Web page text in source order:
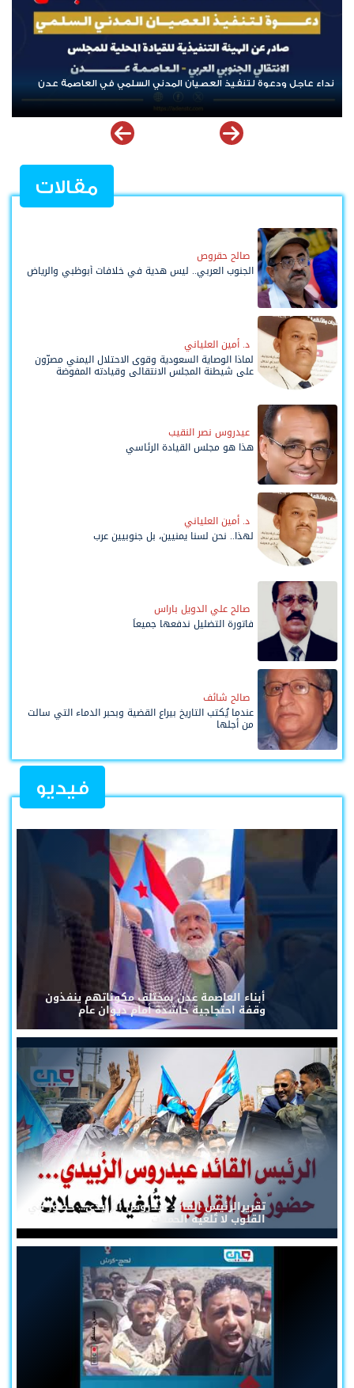
عدن
بن لسود: الفارق بين حادثتي الخشعة والرويك يعكس تميز
القتالية والثبات المعنوي للقوات الجنوبية
مقالات
صالح حقروص
الجنوب العربي.. ليس هدية في خلافات أبوظبي والرياض
د. أمين العلياني
لماذا الوصاية السعودية وقوى الاحتلال اليمني مصرّون
على شيطنة المجلس الانتقالي وقيادته المفوضة
عيدروس نصر النقيب
هذا هو مجلس القيادة الرئاسي
د. أمين العلياني
لهذا.. نحن لسنا يمنيين، بل جنوبيين عرب
صالح علي الدويل باراس
فاتورة التضليل ندفعها جميعاً
صالح شائف
عندما يُكتب التاريخ بيراع القضية وبحبر الدماء التي سالت
من أجلها
فيديو
أبناء العاصمة عدن بمختلف مكوناتهم ينفذون
وقفة احتجاجية حاشدة أمام ديوان عام
تقريرالرئيس القائد عيدروس الزُبيدي... حضورٌ في
القلوب لا تُلغيه الحملات